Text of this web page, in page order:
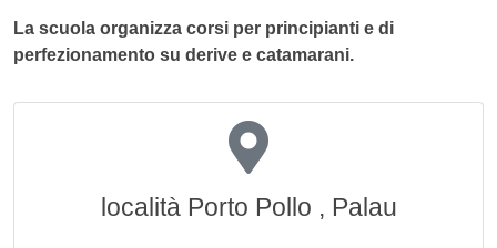
La scuola organizza corsi per principianti e di
perfezionamento su derive e catamarani.
località Porto Pollo , Palau